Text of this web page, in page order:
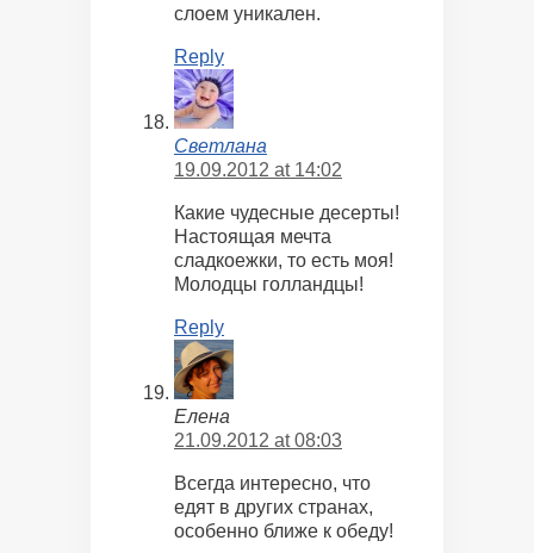
слоем уникален.
Reply
Светлана
19.09.2012 at 14:02
Какие чудесные десерты!
Настоящая мечта
сладкоежки, то есть моя!
Молодцы голландцы!
Reply
Елена
21.09.2012 at 08:03
Всегда интересно, что
едят в других странах,
особенно ближе к обеду!